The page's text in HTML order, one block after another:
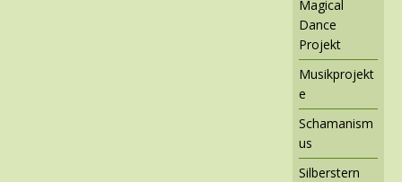
Magical
Dance
Projekt
Musikprojekt
e
Schamanism
us
Silberstern